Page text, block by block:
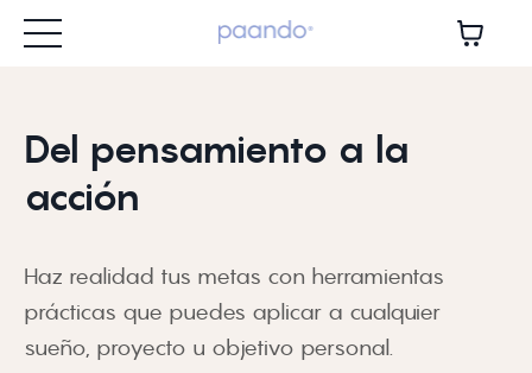
Del pensamiento a la
acción
Haz realidad tus metas con herramientas
prácticas que puedes aplicar a cualquier
sueño, proyecto u objetivo personal.